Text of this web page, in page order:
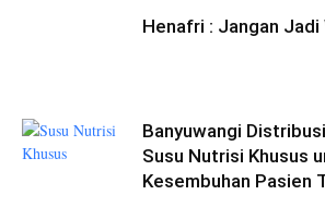
Henafri : Jangan
Banyuwangi
Susu Nutrisi Khusus
Kesembuhan Pasien